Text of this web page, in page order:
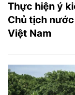
Thực hiện ý
Chủ tịch
Việt Nam